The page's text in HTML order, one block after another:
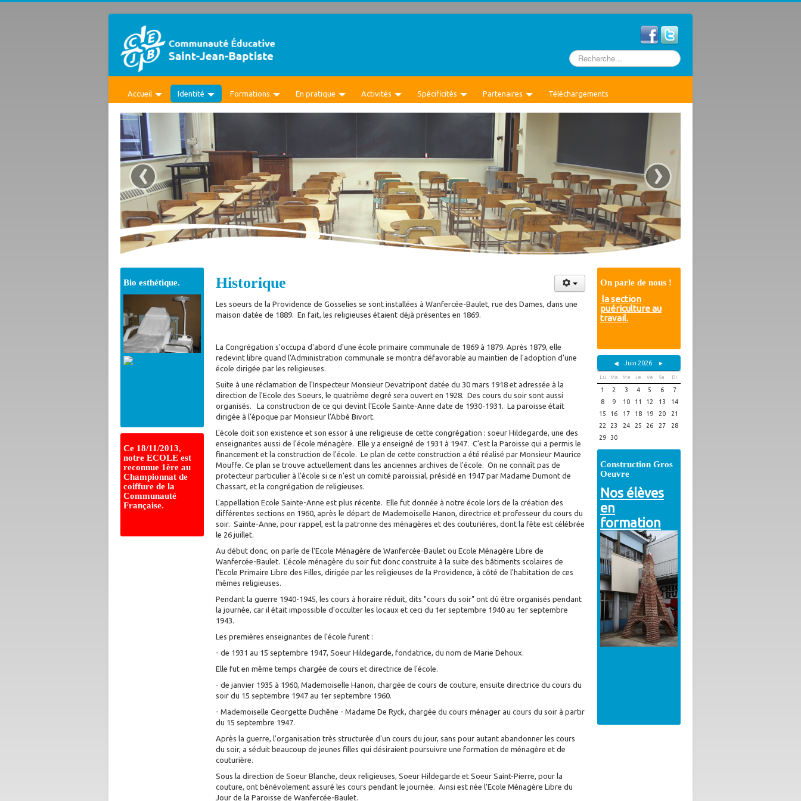
Rechercher
Accueil Identité Formations En pratique Activités Spécificités Partenaires Téléchargements
‹ ›
Bio esthétique.
Ce 18/11/2013,
notre ECOLE est
reconnue 1ère au
Championnat de
coiffure de la
Communauté
Française.
Historique
Les soeurs de la Providence de Gosselies se sont installées à Wanfercée-Baulet, rue des Dames, dans une
maison datée de 1889. En fait, les religieuses étaient déjà présentes en 1869.
La Congrégation s'occupa d'abord d'une école primaire communale de 1869 à 1879. Après 1879, elle
redevint libre quand l'Administration communale se montra défavorable au maintien de l'adoption d'une
école dirigée par les religieuses.
Suite à une réclamation de l'Inspecteur Monsieur Devatripont datée du 30 mars 1918 et adressée à la
direction de l'Ecole des Soeurs, le quatrième degré sera ouvert en 1928. Des cours du soir sont aussi
organisés. La construction de ce qui devint l'Ecole Sainte-Anne date de 1930-1931. La paroisse était
dirigée à l'époque par Monsieur l'Abbé Bivort.
L'école doit son existence et son essor à une religieuse de cette congrégation : soeur Hildegarde, une des
enseignantes aussi de l'école ménagère. Elle y a enseigné de 1931 à 1947. C'est la Paroisse qui a permis le
financement et la construction de l'école. Le plan de cette construction a été réalisé par Monsieur Maurice
Mouffe. Ce plan se trouve actuellement dans les anciennes archives de l'école. On ne connaît pas de
protecteur particulier à l'école si ce n'est un comité paroissial, présidé en 1947 par Madame Dumont de
Chassart, et la congrégation de religieuses.
L'appellation Ecole Sainte-Anne est plus récente. Elle fut donnée à notre école lors de la création des
différentes sections en 1960, après le départ de Mademoiselle Hanon, directrice et professeur du cours du
soir. Sainte-Anne, pour rappel, est la patronne des ménagères et des couturières, dont la fête est célébrée
le 26 juillet.
Au début donc, on parle de l'Ecole Ménagère de Wanfercée-Baulet ou Ecole Ménagère Libre de
Wanfercée-Baulet. L'école ménagère du soir fut donc construite à la suite des bâtiments scolaires de
l'Ecole Primaire Libre des Filles, dirigée par les religieuses de la Providence, à côté de l'habitation de ces
mêmes religieuses.
Pendant la guerre 1940-1945, les cours à horaire réduit, dits "cours du soir" ont dû être organisés pendant
la journée, car il était impossible d'occulter les locaux et ceci du 1er septembre 1940 au 1er septembre
1943.
Les premières enseignantes de l'école furent :
- de 1931 au 15 septembre 1947, Soeur Hildegarde, fondatrice, du nom de Marie Dehoux.
Elle fut en même temps chargée de cours et directrice de l'école.
- de janvier 1935 à 1960, Mademoiselle Hanon, chargée de cours de couture, ensuite directrice du cours du
soir du 15 septembre 1947 au 1er septembre 1960.
- Mademoiselle Georgette Duchêne - Madame De Ryck, chargée du cours ménager au cours du soir à partir
du 15 septembre 1947.
Après la guerre, l'organisation très structurée d'un cours du jour, sans pour autant abandonner les cours
du soir, a séduit beaucoup de jeunes filles qui désiraient poursuivre une formation de ménagère et de
couturière.
Sous la direction de Soeur Blanche, deux religieuses, Soeur Hildegarde et Soeur Saint-Pierre, pour la
couture, ont bénévolement assuré les cours pendant le journée. Ainsi est née l'Ecole Ménagère Libre du
Jour de la Paroisse de Wanfercée-Baulet.
On parle de nous !
la section
puériculture au
travail.
◀ Juin 2026 ►
Lu Ma Me Je Ve Sa Di
1 2 3 4 5 6
7
8
9 10 11 12 13
14
15
16 17 18 19 20
21
22
23 24 25 26 27
28
29
30
Construction Gros
Oeuvre
Nos élèves
en
formation